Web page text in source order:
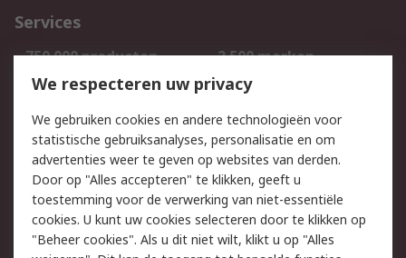
Services
750.000 producten
2.500 merken
Bestellen
Inkoopoplossingen
Track & Trace
Wettelijk
Cookiebeleid
Email veiligheid
Privacybeleid
Websitevoorwaarden
We respecteren uw privacy
We gebruiken cookies en andere technologieën voor
statistische gebruiksanalyses, personalisatie en om
advertenties weer te geven op websites van derden.
Door op "Alles accepteren" te klikken, geeft u
toestemming voor de verwerking van niet-essentiële
cookies. U kunt uw cookies selecteren door te klikken op
"Beheer cookies". Als u dit niet wilt, klikt u op "Alles